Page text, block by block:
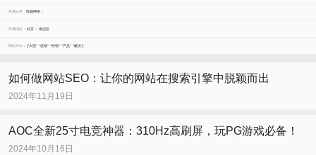
所属分类： 电脑网络>
所属地区： 北京> 海淀区
网站TAG： ["大型" "促销" "经销" "产品" "解决"]
如何做网站SEO：让你的网站在搜索引擎中脱颖而出
2024年11月19日
AOC全新25寸电竞神器：310Hz高刷屏，玩PG游戏必备！
2024年10月16日